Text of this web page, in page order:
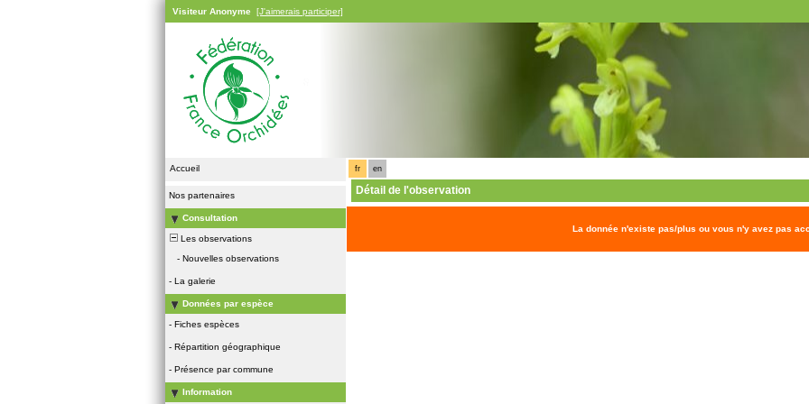
Visiteur Anonyme [J'aimerais participer]
Accueil
Nos partenaires
Consultation
Les observations
- Nouvelles observations
- La galerie
Données par espèce
- Fiches espèces
- Répartition géographique
- Présence par commune
Information
fr en
Détail de l'observation
La donnée n'existe pas/plus ou vous n'y avez pas